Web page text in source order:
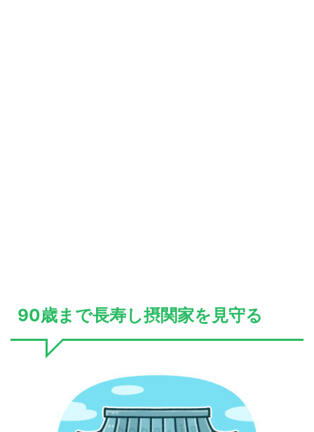
90歳まで長寿し摂関家を見守る